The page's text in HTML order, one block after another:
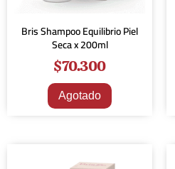
Bris Shampoo Equilibrio Piel
Seca x 200ml
$70.300
Agotado